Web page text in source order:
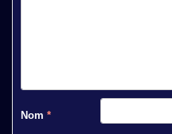
Nom *